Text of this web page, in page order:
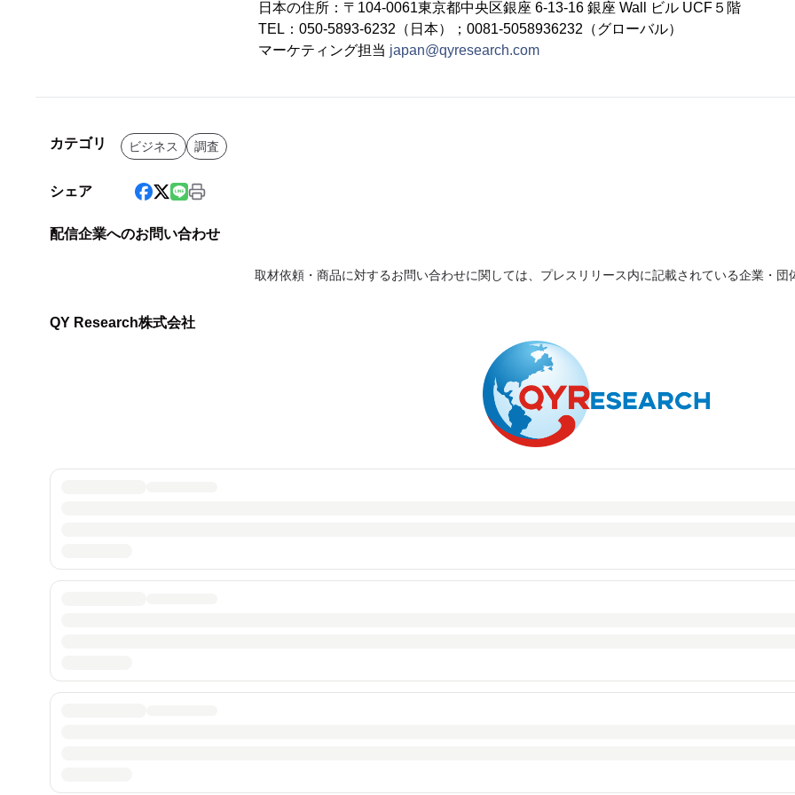
日本の住所：〒104-0061東京都中央区銀座 6-13-16 銀座 Wall ビル UCF５階
TEL：050-5893-6232（日本）；0081-5058936232（グローバル）
マーケティング担当 japan@qyresearch.com
カテゴリ ビジネス 調査
シェア
配信企業へのお問い合わせ
取材依頼・商品に対するお問い合わせに関しては、プレスリリース内に記載されている企業・団
QY Research株式会社